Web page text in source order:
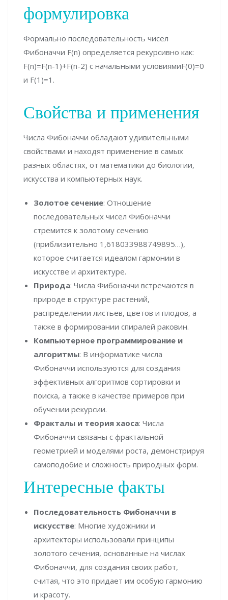
формулировка
Формально последовательность чисел
Фибоначчи F(n) определяется рекурсивно как:
F(n)=F(n-1 )+F(n-2) с начальными условиямиF(0)=0
и F(1 )=1 .
Свойства и применения
Числа Фибоначчи обладают удивительными
свойствами и находят применение в самых
разных областях, от математики до биологии,
искусства и компьютерных наук.
Золотое сечение: Отношение
последовательных чисел Фибоначчи
стремится к золотому сечению
(приблизительно 1,618033988749895…),
которое считается идеалом гармонии в
искусстве и архитектуре.
Природа: Числа Фибоначчи встречаются в
природе в структуре растений,
распределении листьев, цветов и плодов, а
также в формировании спиралей раковин.
Компьютерное программирование и
алгоритмы: В информатике числа
Фибоначчи используются для создания
эффективных алгоритмов сортировки и
поиска, а также в качестве примеров при
обучении рекурсии.
Фракталы и теория хаоса: Числа
Фибоначчи связаны с фрактальной
геометрией и моделями роста, демонстрируя
самоподобие и сложность природных форм.
Интересные факты
Последовательность Фибоначчи в
искусстве: Многие художники и
архитекторы использовали принципы
золотого сечения, основанные на числах
Фибоначчи, для создания своих работ,
считая, что это придает им особую гармонию
и красоту.